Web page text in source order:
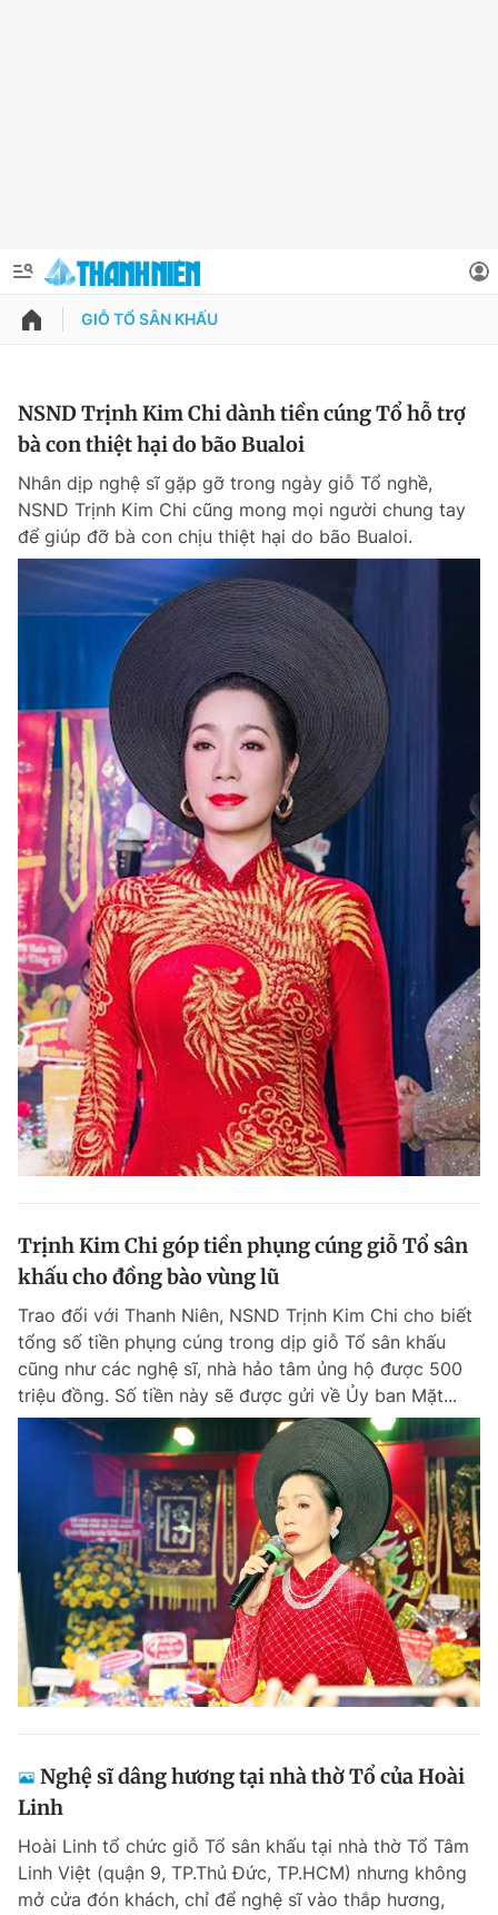
QUẢNG CÁO
Chuyên mục khác
Chào ngày mới Tin 24h
Tin thị trường Tin 360
Video Magazine
Sản phẩm khác
Tiện ích Bạn cần biết
Thông tin tòa soạn Liên hệ quảng cáo
Đọc Thanh Niên trên điện thoại
Hotline Liên hệ quảng cáo
Đặt báo Quảng cáo RSS Tòa soạn Chính sách bảo
Tổng biên tập: Nguyễn Ngọc Toàn
Phó tổng biên tập thường trực: Hải Thành
Phó tổng biên tập: Lâm Hiếu Dũng
Phó tổng biên tập: Trần Việt Hưng
Tổng thư ký tòa soạn: Đức Trung
Giấy phép xuất bản số 110/GP - BTTTT cấp ngày 24.3.2020
© 2003-2026 Bản quyền thuộc về Báo Thanh Niên. Cấm sao chép
dưới mọi hình thức nếu không có sự chấp thuận bằng văn bản.
Phát triển bởi ePi Technologies, JSC.
Thông tin tài khoản
Đổi mật khẩu
Tin đã lưu
Tin đã xem
Đăng xuất
GIỖ TỔ SÂN KHẤU
NSND Trịnh Kim Chi dành tiền cúng Tổ hỗ trợ
bà con thiệt hại do bão Bualoi
Nhân dịp nghệ sĩ gặp gỡ trong ngày giỗ Tổ nghề,
NSND Trịnh Kim Chi cũng mong mọi người chung tay
để giúp đỡ bà con chịu thiệt hại do bão Bualoi.
Trịnh Kim Chi góp tiền phụng cúng giỗ Tổ sân
khấu cho đồng bào vùng lũ
Trao đổi với Thanh Niên, NSND Trịnh Kim Chi cho biết
tổng số tiền phụng cúng trong dịp giỗ Tổ sân khấu
cũng như các nghệ sĩ, nhà hảo tâm ủng hộ được 500
triệu đồng. Số tiền này sẽ được gửi về Ủy ban Mặt...
Nghệ sĩ dâng hương tại nhà thờ Tổ của Hoài
Linh
Hoài Linh tổ chức giỗ Tổ sân khấu tại nhà thờ Tổ Tâm
Linh Việt (quận 9, TP.Thủ Đức, TP.HCM) nhưng không
mở cửa đón khách, chỉ để nghệ sĩ vào thắp hương,